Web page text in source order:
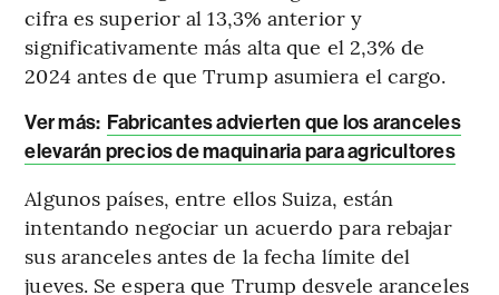
cifra es superior al 13,3% anterior y
significativamente más alta que el 2,3% de
2024 antes de que Trump asumiera el cargo.
Ver más: Fabricantes advierten que los aranceles
elevarán precios de maquinaria para agricultores
Algunos países, entre ellos Suiza, están
intentando negociar un acuerdo para rebajar
sus aranceles antes de la fecha límite del
jueves. Se espera que Trump desvele aranceles